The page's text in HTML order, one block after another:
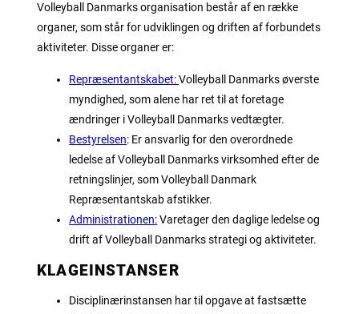
Volleyball Danmarks organisation består af en række
organer, som står for udviklingen og driften af forbundets
aktiviteter. Disse organer er:
Repræsentantskabet:Volleyball Danmarks øverste
myndighed, som alene har ret til at foretage
ændringer i Volleyball Danmarks vedtægter.
Bestyrelsen: Er ansvarlig for den overordnede
ledelse af Volleyball Danmarks virksomhed efter de
retningslinjer, som Volleyball Danmark
Repræsentantskab afstikker.
Administrationen:Varetager den daglige ledelse og
drift af Volleyball Danmarks strategi og aktiviteter.
KLAGEINSTANSER
Disciplinærinstansen har til opgave at fastsætte